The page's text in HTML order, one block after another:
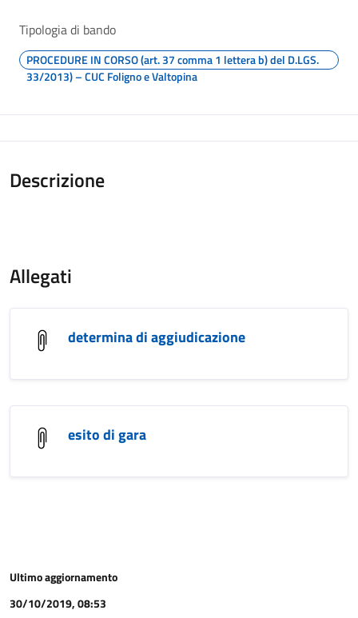
Tipologia di bando
PROCEDURE IN CORSO (art. 37 comma 1 lettera b) del D.LGS.
33/2013) – CUC Foligno e Valtopina
Descrizione
Allegati
determina di aggiudicazione
esito di gara
Ultimo aggiornamento
30/10/2019, 08:53